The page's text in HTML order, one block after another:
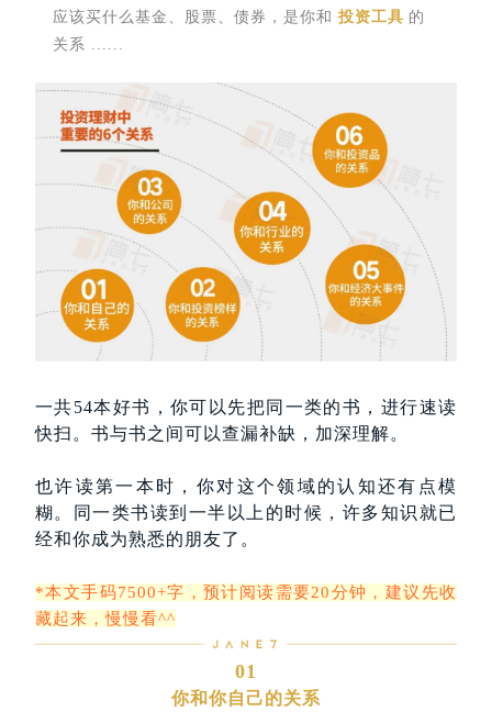
应该买什么基金、股票、债券，是你和 投资工具 的
关系
一共54本好书，你可以先把同一类的书，进行速读
快扫。书与书之间可以查漏补缺，加深理解。
也许读第一本时，你对这个领域的认知还有点模
糊。同一类书读到一半以上的时候，许多知识就已
经和你成为熟悉的朋友了。
*本文手码7500+字，预计阅读需要20分钟，建议先收
藏起来，慢慢看^^
01
你和你自己的关系